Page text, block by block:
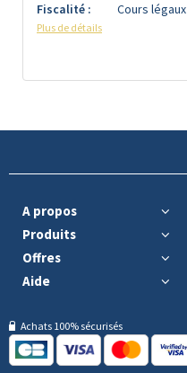
Fiscalité :
Cours légaux
Plus de détails
A propos
Produits
Offres
Aide
Achats 100% sécurisés